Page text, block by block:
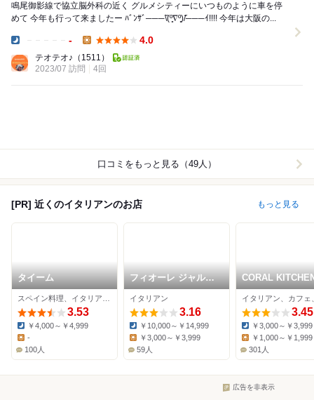
鳴尾御影線で協立脳外科の近く グルメシティーにいつものように車を停
めて 今年も行って来ましたー ﾊﾞﾝｻﾞ───\̏(º̻∇º̻)/̋───ｲ!!!! 今年は大阪の...
- 4.0
テオテオ♪ （1511）
2023/07 訪問
4回
口コミをもっと見る（49人）
[PR] 近くのイタリアンのお店 もっと見る
タイーム
3.53
Dinner:
￥4,000～￥4,999
-
100人
フィオーレ ジャルデ
ィーノ
イタリアン
3.16
Dinner:
￥10,000～￥14,999
Lunch:
￥3,000～￥3,999
59人
CORAL
cove
3.45
Dinner:
￥3,000～￥3,999
￥1,000～￥1,999
301人
広告を非表示